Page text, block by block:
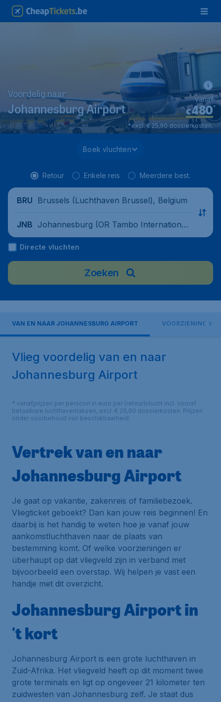
Voordelig naar
Johannesburg Airport €480*
vanaf
*excl. € 25,90 dossierkosten.
Boek vluchten
Retour Enkele reis Meerdere best.
BRU Brussels (Luchthaven Brussel), Belgium
JNB Johannesburg (OR Tambo International
Airport), South Africa
Directe vluchten
Zoeken
VAN EN NAAR JOHANNESBURG AIRPORT VOORZIENINGEN
Vlieg voordelig van en naar
Johannesburg Airport
* vanafprijzen per persoon in euro per (retour)vlucht incl. vooraf
betaalbare luchthaventaksen, excl. € 29,90 dossierkosten. Prijzen
onder voorbehoud van beschikbaarheid.
Vertrek van en naar
Johannesburg Airport
Je gaat op vakantie, zakenreis of familiebezoek.
Vliegticket geboekt? Dan kan jouw reis beginnen! En
daarbij is het handig te weten hoe je vanaf jouw
aankomstluchthaven naar de plaats van
bestemming komt. Of welke voorzieningen er
überhaupt op dat vliegveld zijn in verband met
bijvoorbeeld een overstap. Wij helpen je vast een
handje met dit overzicht.
Johannesburg Airport in
't kort
Johannesburg Airport is een grote luchthaven in
Zuid-Afrika. Het vliegveld heeft op dit moment twee
grote terminals en ligt op ongeveer 21 kilometer ten
zuidwesten van Johannesburg zelf. Je staat dus